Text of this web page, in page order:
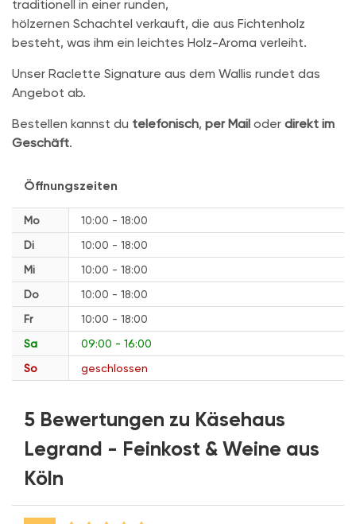
traditionell in einer runden,
hölzernen Schachtel verkauft, die aus Fichtenholz
besteht, was ihm ein leichtes Holz-Aroma verleiht.
Unser Raclette Signature aus dem Wallis rundet das
Angebot ab.
Bestellen kannst du telefonisch, per Mail oder direkt im
Geschäft.
Öffnungszeiten
Mo
10:00 - 18:00
Di
10:00 - 18:00
Mi
10:00 - 18:00
Do
10:00 - 18:00
Fr
10:00 - 18:00
Sa
09:00 - 16:00
So
geschlossen
5 Bewertungen zu Käsehaus
Legrand - Feinkost & Weine aus
Köln